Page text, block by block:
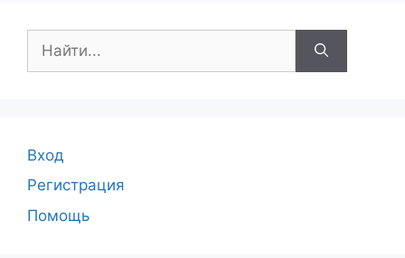
Вход
Регистрация
Помощь